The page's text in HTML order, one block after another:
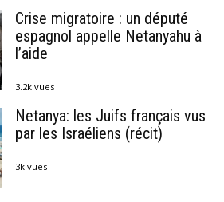
Crise migratoire : un député
espagnol appelle Netanyahu à
l’aide
3.2k vues
Netanya: les Juifs français vus
par les Israéliens (récit)
3k vues